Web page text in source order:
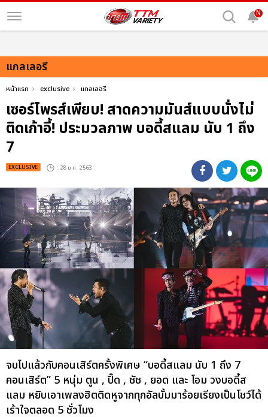
N
แกลเลอรี
หน้าแรก exclusive แกลเลอรี
เซอร์ไพรส์เพียบ! สาดความมันส์แบบนั่งไม่
ติดเก้าอี้! ประมวลภาพ บอดี้สแลม นับ 1 ถึง
7
EXCLUSIVE : 28 ม.ค. 2563
จบไปแล้วกับคอนเสิร์ตครั้งพิเศษ “บอดี้สแลม นับ 1 ถึง 7
คอนเสิร์ต” 5 หนุ่ม ตูน , ปิ๊ด , ชัช , ยอด และ โอม วงบอดี้ส
แลม หยิบเอาเพลงฮิตติดหูจากทุกอัลบั้มมาร้อยเรียงเป็นโชว์ได้
เร้าใจตลอด 5 ชั่วโมง